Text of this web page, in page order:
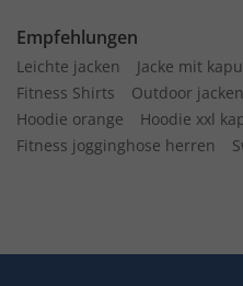
Empfehlungen
Leichte jacken Jacke mit
Fitness Shirts
Outdoor jacken
Hoodie orange
Hoodie xxl
Fitness jogginghose herren